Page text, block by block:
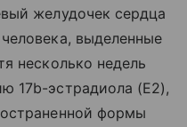
желудочек сердца
выделенные
несколько недель
17b-эстрадиола (E2),
формы